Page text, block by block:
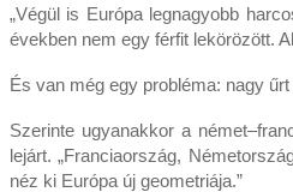
„Végül is Európa legnagyobb
években nem egy férfit lekörözött.
És van még egy probléma: nagy
Szerinte ugyanakkor a
lejárt. „Franciaország,
néz ki Európa új geometriája.”